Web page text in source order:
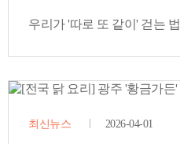
우리가 '따로 또 같이' 걷는 법
최신뉴스 2026-04-01